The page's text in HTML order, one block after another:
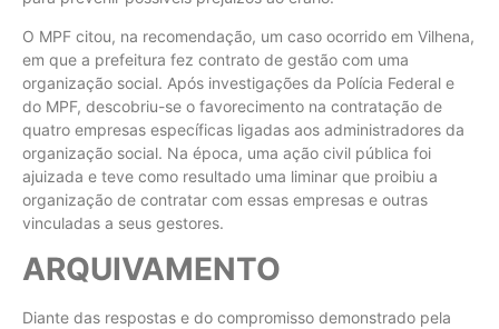
O MPF citou, na recomendação, um caso ocorrido em Vilhena,
em que a prefeitura fez contrato de gestão com uma
organização social. Após investigações da Polícia Federal e
do MPF, descobriu-se o favorecimento na contratação de
quatro empresas específicas ligadas aos administradores da
organização social. Na época, uma ação civil pública foi
ajuizada e teve como resultado uma liminar que proibiu a
organização de contratar com essas empresas e outras
vinculadas a seus gestores.
ARQUIVAMENTO
Diante das respostas e do compromisso demonstrado pela